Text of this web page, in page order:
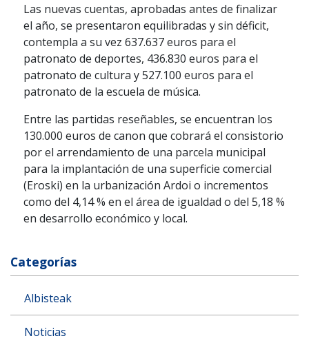
Las nuevas cuentas, aprobadas antes de finalizar
el año, se presentaron equilibradas y sin déficit,
contempla a su vez 637.637 euros para el
patronato de deportes, 436.830 euros para el
patronato de cultura y 527.100 euros para el
patronato de la escuela de música.
Entre las partidas reseñables, se encuentran los
130.000 euros de canon que cobrará el consistorio
por el arrendamiento de una parcela municipal
para la implantación de una superficie comercial
(Eroski) en la urbanización Ardoi o incrementos
como del 4,14 % en el área de igualdad o del 5,18 %
en desarrollo económico y local.
Categorías
Albisteak
Noticias